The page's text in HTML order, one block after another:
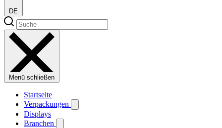
DE
Menü schließen
Startseite
Verpackungen
Displays
Branchen